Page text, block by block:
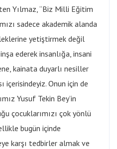
Yılmaz, “Biz Milli Eğitim
sadece akademik alanda
yetiştirmek değil
ederek insanlığa, insani
kainata duyarlı nesiller
içerisindeyiz. Onun için de
Yusuf Tekin Bey’in
çocuklarımızı çok yönlü
bugün içinde
karşı tedbirler almak ve